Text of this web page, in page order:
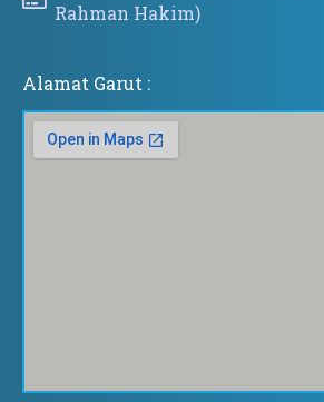
Rahman Hakim)
Alamat Garut :